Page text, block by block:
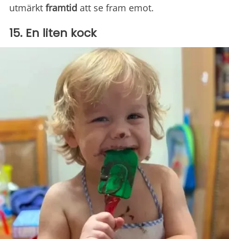
utmärkt framtid att se fram emot.
15. En liten kock